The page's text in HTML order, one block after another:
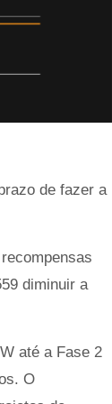
de fazer a
diminuir a
até a Fase 2
O